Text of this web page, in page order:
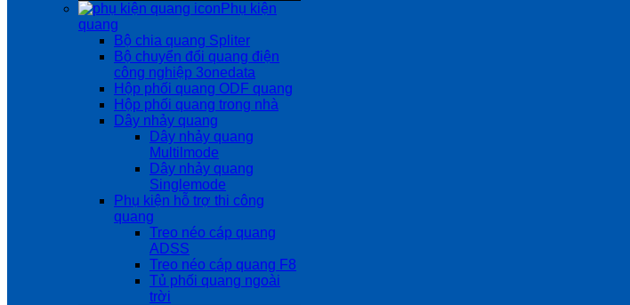
Phụ kiện
quang
Bộ chia quang Spliter
Bộ chuyển đổi quang điện
công nghiệp 3onedata
Hộp phối quang ODF quang
Hộp phối quang trong nhà
Dây nhảy quang
Dây nhảy quang
Multilmode
Dây nhảy quang
Singlemode
Phụ kiện hỗ trợ thi công
quang
Treo néo cáp quang
ADSS
Treo néo cáp quang F8
Tủ phối quang ngoài
trời